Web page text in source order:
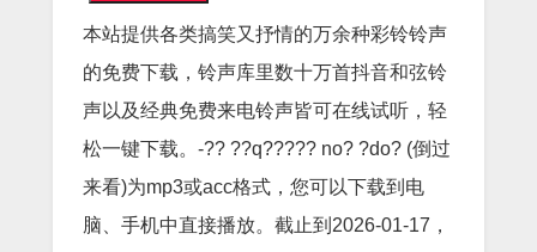
本站提供各类搞笑又抒情的万余种彩铃铃声
的免费下载，铃声库里数十万首抖音和弦铃
声以及经典免费来电铃声皆可在线试听，轻
松一键下载。-?? ??q????? no? ?do? (倒过
来看)为mp3或acc格式，您可以下载到电
脑、手机中直接播放。截止到2026-01-17，